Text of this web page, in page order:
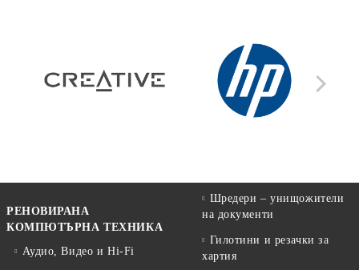
РЕНОВИРАНА
КОМПЮТЪРНА ТЕХНИКА
Аудио, Видео и Hi-Fi
Шредери – унищожители
на документи
Гилотини и резачки за
хартия